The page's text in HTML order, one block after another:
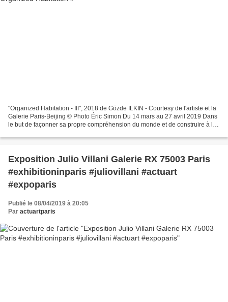
"Organized Habitation - III", 2018 de Gözde ILKIN - Courtesy de l'artiste et la
Galerie Paris-Beijing © Photo Éric Simon Du 14 mars au 27 avril 2019 Dans
le but de façonner sa propre compréhension du monde et de construire à la
Exposition Julio Villani Galerie RX 75003 Paris
#exhibitioninparis #juliovillani #actuart
#expoparis
Publié le 08/04/2019 à 20:05
Par actuartparis